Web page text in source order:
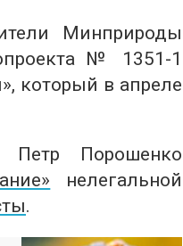
Минприроды
№ 1351-1
который в апреле
Петр Порошенко
нелегальной
.